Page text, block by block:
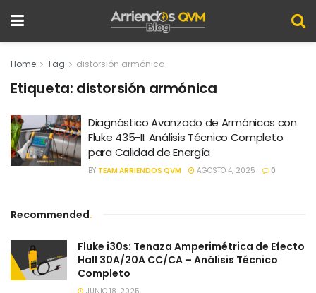
Home Tag distorsión armónica
Etiqueta: distorsión armónica
Diagnóstico Avanzado de Armónicos con
Fluke 435-II: Análisis Técnico Completo
para Calidad de Energía
BY TEAM ARRIENDOS QVM AGOSTO 4, 2025 0
Recommended.
Fluke i30s: Tenaza Amperimétrica de Efecto
Hall 30A/20A CC/CA – Análisis Técnico
Completo